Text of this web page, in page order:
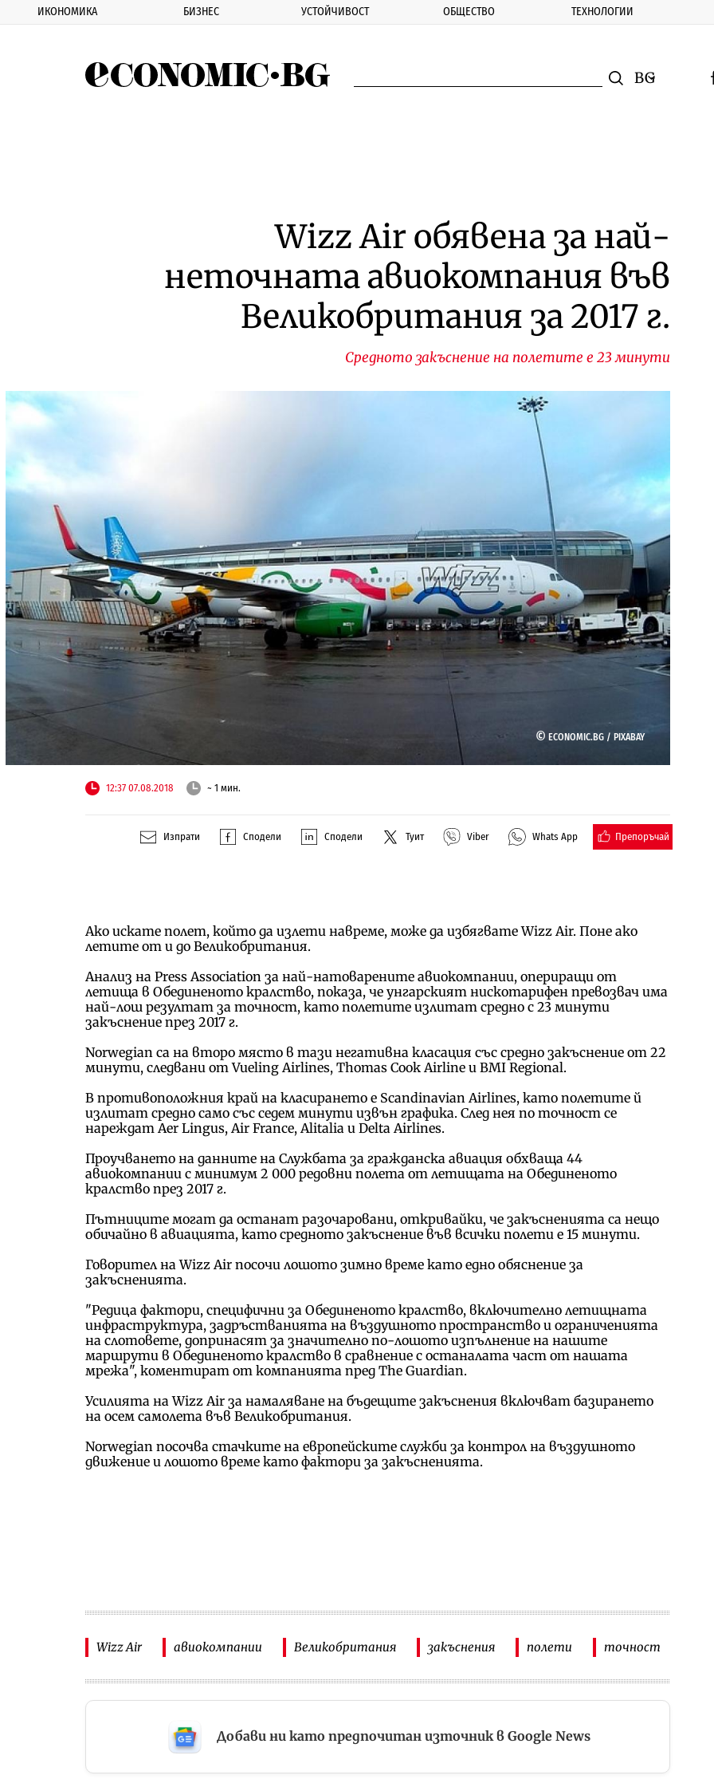
ИКОНОМИКА БИЗНЕС УСТОЙЧИВОСТ ОБЩЕСТВО ТЕХНОЛОГИИ
Смяна на
Wizz Air обявена за най-
неточната авиокомпания във
Великобритания за 2017 г.
Средното закъснение на полетите е 23 минути
© ECONOMIC.BG / PIXABAY
12:37 07.08.2018 ~ 1 мин.
Изпрати Сподели Сподели Туит Viber Whats App Препоръчай
Ако искате полет, който да излети навреме, може да избягвате Wizz Air. Поне ако
летите от и до Великобритания.
Анализ на Press Association за най-натоварените авиокомпании, опериращи от
летища в Обединеното кралство, показа, че унгарският нискотарифен превозвач има
най-лош резултат за точност, като полетите излитат средно с 23 минути
закъснение през 2017 г.
Norwegian са на второ място в тази негативна класация със средно закъснение от 22
минути, следвани от Vueling Airlines, Thomas Cook Airline и BMI Regional.
В противоположния край на класирането е Scandinavian Airlines, като полетите й
излитат средно само със седем минути извън графика. След нея по точност се
нареждат Aer Lingus, Air France, Alitalia и Delta Airlines.
Проучването на данните на Службата за гражданска авиация обхваща 44
авиокомпании с минимум 2 000 редовни полета от летищата на Обединеното
кралство през 2017 г.
Пътниците могат да останат разочаровани, откривайки, че закъсненията са нещо
обичайно в авиацията, като средното закъснение във всички полети е 15 минути.
Говорител на Wizz Air посочи лошото зимно време като едно обяснение за
закъсненията.
"Редица фактори, специфични за Обединеното кралство, включително летищната
инфраструктура, задръстванията на въздушното пространство и ограниченията
на слотовете, допринасят за значително по-лошото изпълнение на нашите
маршрути в Обединеното кралство в сравнение с останалата част от нашата
мрежа", коментират от компанията пред The Guardian.
Усилията на Wizz Air за намаляване на бъдещите закъснения включват базирането
на осем самолета във Великобритания.
Norwegian посочва стачките на европейските служби за контрол на въздушното
движение и лошото време като фактори за закъсненията.
Wizz Air авиокомпании Великобритания закъснения полети точност
Добави ни като предпочитан източник в Google News